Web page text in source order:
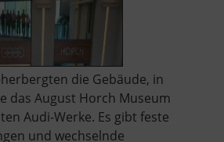
die Gebäude, in
das August Horch Museum
Audi-Werke. Es gibt feste
und wechselnde